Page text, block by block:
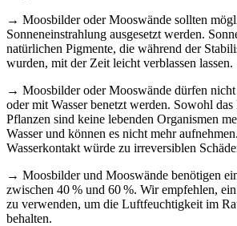
→ Moosbilder oder Mooswände sollten
Sonneneinstrahlung ausgesetzt werden.
natürlichen Pigmente, die während der
wurden, mit der Zeit leicht verblassen lassen.
→ Moosbilder oder Mooswände dürfen nicht
oder mit Wasser benetzt werden. Sowohl
Pflanzen sind keine lebenden Organismen
Wasser und können es nicht mehr
Wasserkontakt würde zu irreversiblen
→ Moosbilder und Mooswände benötigen
zwischen 40 % und 60 %. Wir empfehlen,
zu verwenden, um die Luftfeuchtigkeit im
behalten.